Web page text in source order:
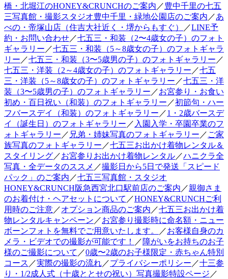
橋・北堀江のHONEY&CRUNCHのご案内 ／豊中千里の七五
三写真館・撮影スタジオ豊中千里・緑地公園店のご案内 ／あ
べの・帝塚山店（住吉大社近く・堺からもすぐ）
／LINE予
約・お問い合わせ／七五三・和装（2〜4歳女の子）のフォト
ギャラリー ／七五三・和装（5～8歳女の子）のフォトギャラ
リー ／七五三・和装（3〜5歳男の子）のフォトギャラリー ／
七五三・洋装（2～4歳女の子）のフォトギャラリー ／七五
三・洋装（5～8歳女の子）のフォトギャラリー ／七五三・洋
装（3〜5歳男の子）のフォトギャラリー ／お宮参り・お食い
初め・百日祝い（和装）のフォトギャラリー ／初節句・ハー
フバースデイ（和装）のフォトギャラリー ／1・2歳バースデ
イ（誕生日）のフォトギャラリー ／ 入園入学・卒園卒業のフ
ォトギャラリー ／ 兄弟・姉妹写真のフォトギャラリー ／ ご家
族写真のフォトギャラリー ／七五三お出かけ着物レンタル＆
スタイリング／お宮参りお出かけ着物レンタル／ハニクラ全
写真・全データのススメ ／撮影日から5日で発送「スピード
パック」のご案内 ／七五三写真館・スタジオ
HONEY&CRUNCH阪急西宮北口駅前店のご案内 ／親御さま
のお着付け・ヘアセットについて ／HONEY&CRUNCHご利
用時のご注意／オプション商品のご案内 ／七五三お出かけ着
物レンタルキャンペーン ／お宮参り撮影時に命名額・ニュー
ボーンフォトを無料でご用意いたします。
／お客様自身のカ
メラ・ビデオでの撮影が可能です！ ／障がいをお持ちのお子
様のご撮影について ／0歳〜2歳のお子様限定・赤ちゃん特別
コース ／実際の撮影の流れ／プライバシーポリシー ／十三参
り・1/2成人式（十歳ととせの祝い）写真撮影特設ページ ／